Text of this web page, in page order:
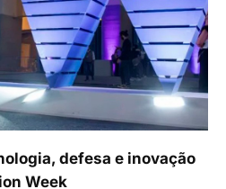
defesa e inovação
Week